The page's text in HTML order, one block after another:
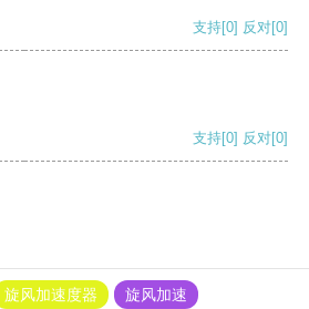
支持[0] 反对[0]
支持[0] 反对[0]
旋风加速度器
旋风加速